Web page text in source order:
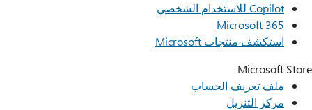
Copilot للاستخدام الشخصي
Microsoft 365
استكشف منتجات Microsoft
Microsoft Store
ملف تعريف الحساب
مركز التنزيل